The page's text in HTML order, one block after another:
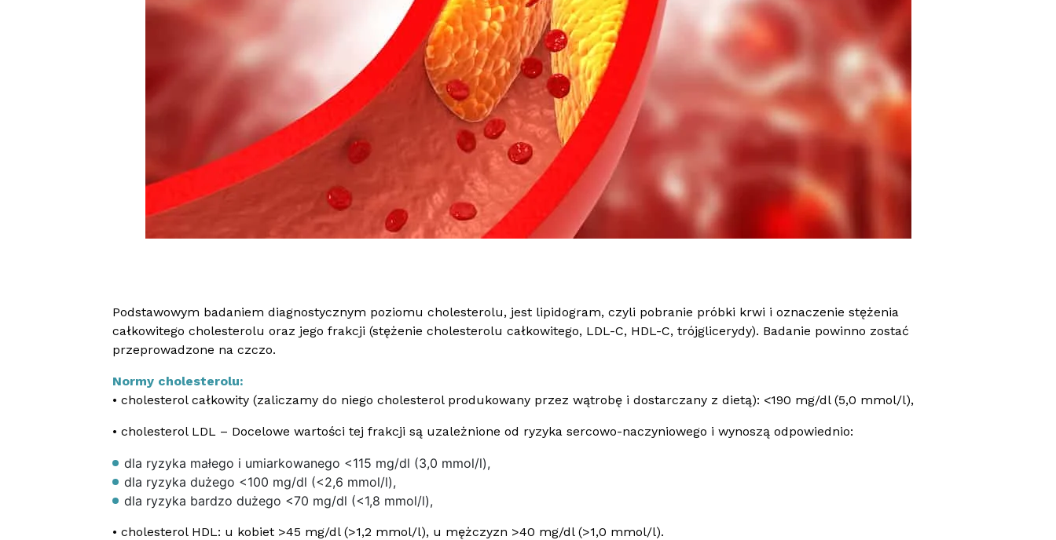
Podstawowym badaniem diagnostycznym poziomu cholesterolu, jest lipidogram, czyli pobranie próbki krwi i oznaczenie stężenia
całkowitego cholesterolu oraz jego frakcji (stężenie cholesterolu całkowitego, LDL-C, HDL-C, trójglicerydy). Badanie powinno zostać
przeprowadzone na czczo.
Normy cholesterolu:
• cholesterol całkowity (zaliczamy do niego cholesterol produkowany przez wątrobę i dostarczany z dietą): <190 mg/dl (5,0 mmol/l),
• cholesterol LDL – Docelowe wartości tej frakcji są uzależnione od ryzyka sercowo-naczyniowego i wynoszą odpowiednio:
dla ryzyka małego i umiarkowanego <115 mg/dl (3,0 mmol/l),
dla ryzyka dużego <100 mg/dl (<2,6 mmol/l),
dla ryzyka bardzo dużego <70 mg/dl (<1,8 mmol/l),
• cholesterol HDL: u kobiet >45 mg/dl (>1,2 mmol/l), u mężczyzn >40 mg/dl (>1,0 mmol/l).